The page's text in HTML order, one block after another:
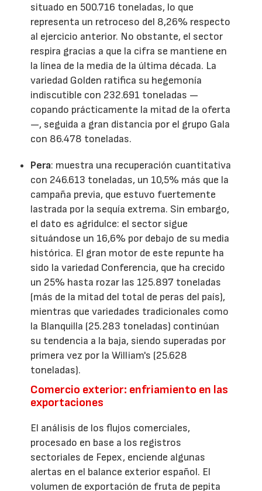
situado en 500.716 toneladas, lo que
representa un retroceso del 8,26% respecto
al ejercicio anterior. No obstante, el sector
respira gracias a que la cifra se mantiene en
la línea de la media de la última década. La
variedad Golden ratifica su hegemonía
indiscutible con 232.691 toneladas —
copando prácticamente la mitad de la oferta
—, seguida a gran distancia por el grupo Gala
con 86.478 toneladas.
Pera: muestra una recuperación cuantitativa
con 246.613 toneladas, un 10,5% más que la
campaña previa, que estuvo fuertemente
lastrada por la sequía extrema. Sin embargo,
el dato es agridulce: el sector sigue
situándose un 16,6% por debajo de su media
histórica. El gran motor de este repunte ha
sido la variedad Conferencia, que ha crecido
un 25% hasta rozar las 125.897 toneladas
(más de la mitad del total de peras del país),
mientras que variedades tradicionales como
la Blanquilla (25.283 toneladas) continúan
su tendencia a la baja, siendo superadas por
primera vez por la William's (25.628
toneladas).
Comercio exterior: enfriamiento en las
exportaciones
El análisis de los flujos comerciales,
procesado en base a los registros
sectoriales de Fepex, enciende algunas
alertas en el balance exterior español. El
volumen de exportación de fruta de pepita